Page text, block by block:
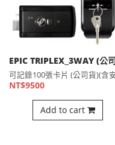
NT$9500
Add to cart